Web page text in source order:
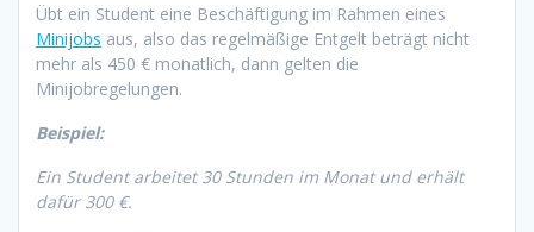
Übt ein Student eine Beschäftigung im Rahmen eines
Minijobs aus, also das regelmäßige Entgelt beträgt nicht
mehr als 450 € monatlich, dann gelten die
Minijobregelungen.
Beispiel:
Ein Student arbeitet 30 Stunden im Monat und erhält
dafür 300 €.